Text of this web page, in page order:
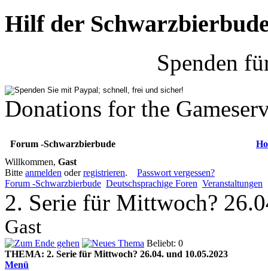
Hilf der
Spenden
Donations for the
Forum -Schwarzbierbude
Willkommen, Gast
Bitte anmelden oderregistrieren. Passwort vergessen?
Forum -Schwarzbierbude Deutschsprachige Foren Veranstaltungen
2. Serie für Mittwoch?
Gast
Beliebt: 0
THEMA: 2. Serie für Mittwoch? 26.04. und 10.05.2023
Menü